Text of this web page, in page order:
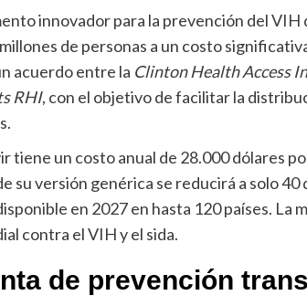
innovador para la prevención del
de personas a un costo
acuerdo entre la Clinton Health Access
RHI, con el objetivo de facilitar la
tiene un costo anual de 28.000 dólares
su versión genérica se reducirá a solo 40
en 2027 en hasta 120 países. La
contra el VIH y el sida.
de prevención